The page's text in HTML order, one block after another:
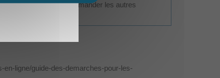
valide pour demander les autres
ligne/guide-des-demarches-pour-les-